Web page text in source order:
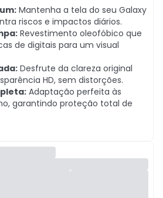
Mantenha a tela do seu Galaxy
riscos e impactos diários.
Revestimento oleofóbico que
de digitais para um visual
Desfrute da clareza original
HD, sem distorções.
Adaptação perfeita às
garantindo proteção total de